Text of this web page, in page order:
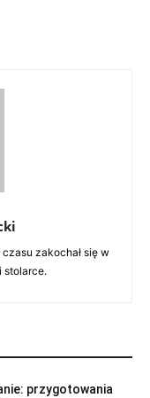
zakochał się w
stolarce.
przygotowania